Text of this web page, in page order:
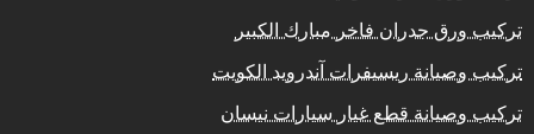
تركيب ورق جدران فاخر مبارك الكبير
تركيب وصيانة ريسيفرات آندرويد الكويت
تركيب وصيانة قطع غيار سيارات نيسان